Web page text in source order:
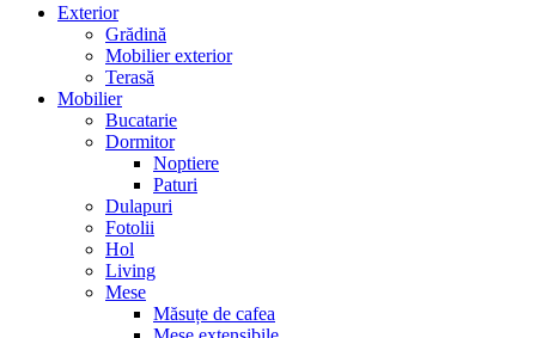
Exterior
Grădină
Mobilier exterior
Terasă
Mobilier
Bucatarie
Dormitor
Noptiere
Paturi
Dulapuri
Fotolii
Hol
Living
Mese
Măsuțe de cafea